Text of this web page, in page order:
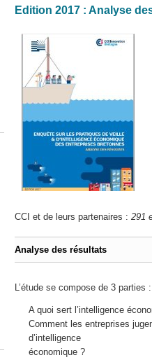
Edition 2017 : Analyse
CCI et de leurs partenaires : 291
Analyse des résultats
L’étude se compose de 3 parties :
A quoi sert l’intelligence
Comment les entreprises
d’intelligence
économique ?